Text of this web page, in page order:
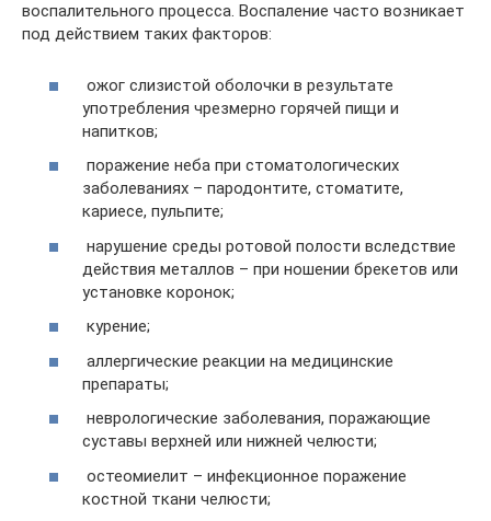
воспалительного процесса. Воспаление часто возникает
под действием таких факторов:
ожог слизистой оболочки в результате
употребления чрезмерно горячей пищи и
напитков;
поражение неба при стоматологических
заболеваниях – пародонтите, стоматите,
кариесе, пульпите;
нарушение среды ротовой полости вследствие
действия металлов – при ношении брекетов или
установке коронок;
курение;
аллергические реакции на медицинские
препараты;
неврологические заболевания, поражающие
суставы верхней или нижней челюсти;
остеомиелит – инфекционное поражение
костной ткани челюсти;